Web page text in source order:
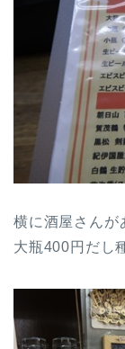
横に酒屋さんが
大瓶400円だし